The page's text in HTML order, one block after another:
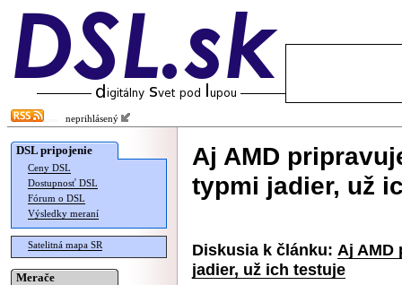
neprihlásený
DSL pripojenie
Ceny DSL
Dostupnosť DSL
Fórum o DSL
Výsledky meraní
Satelitná mapa SR
Merače
Aj AMD
typmi jadier, už
Diskusia k článku: Aj AMD
jadier, už ich testuje